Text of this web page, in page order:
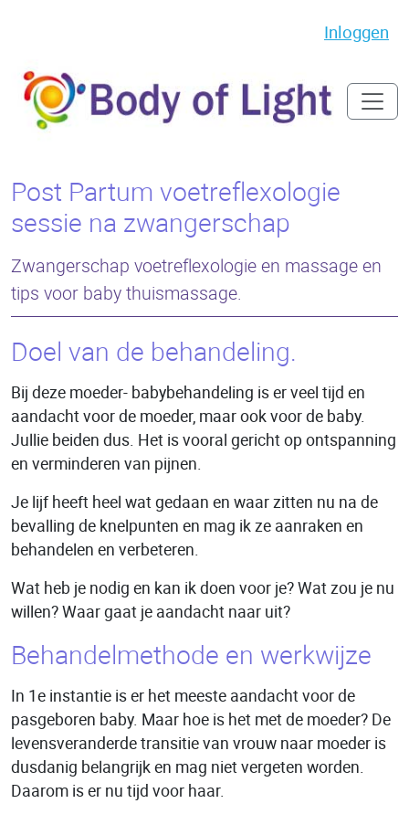
Inloggen
Post Partum voetreflexologie
sessie na zwangerschap
Zwangerschap voetreflexologie en massage en
tips voor baby thuismassage.
Doel van de behandeling.
Bij deze moeder- babybehandeling is er veel tijd en
aandacht voor de moeder, maar ook voor de baby.
Jullie beiden dus. Het is vooral gericht op ontspanning
en verminderen van pijnen.
Je lijf heeft heel wat gedaan en waar zitten nu na de
bevalling de knelpunten en mag ik ze aanraken en
behandelen en verbeteren.
Wat heb je nodig en kan ik doen voor je? Wat zou je nu
willen? Waar gaat je aandacht naar uit?
Behandelmethode en werkwijze
In 1e instantie is er het meeste aandacht voor de
pasgeboren baby. Maar hoe is het met de moeder? De
levensveranderde transitie van vrouw naar moeder is
dusdanig belangrijk en mag niet vergeten worden.
Daarom is er nu tijd voor haar.